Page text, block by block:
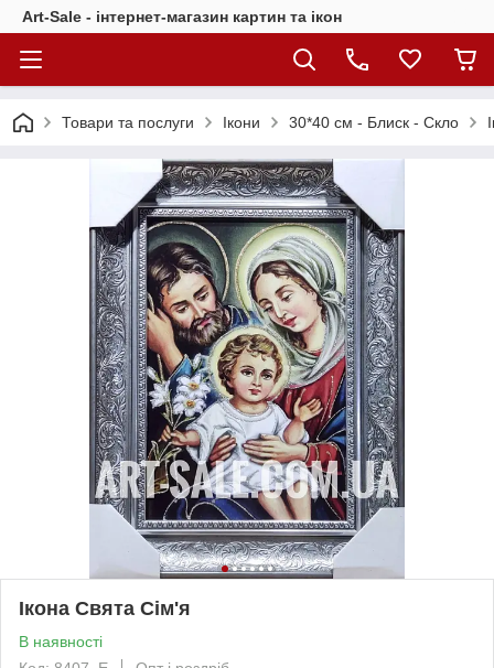
Art-Sale - інтернет-магазин картин та ікон
Товари та послуги Ікони 30*40 см - Блиск - Скло
Ікона Свята Сім'я
В наявності